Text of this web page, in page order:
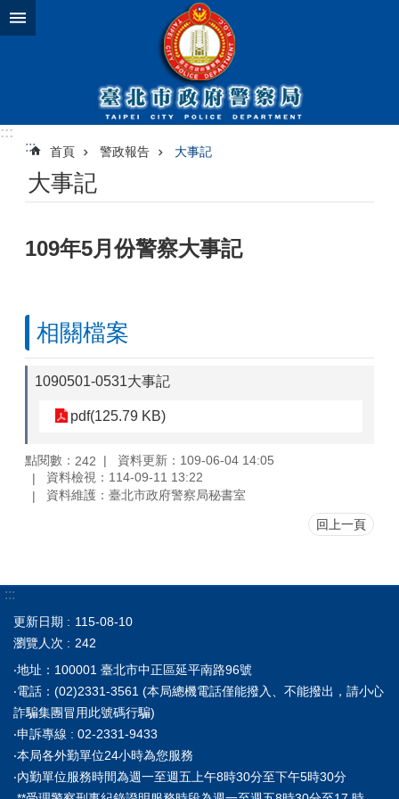
跳到主要內容區塊
:::
:::
首頁 警政報告 大事記
大事記
109年5月份警察大事記
相關檔案
1090501-0531大事記
pdf(125.79 KB)
點閱數： 242
資料更新：109-06-04 14:05
資料檢視：114-09-11 13:22
資料維護：臺北市政府警察局秘書室
回上一頁
:::
更新日期
115-08-10
瀏覽人次
242
‧地址：100001 臺北市中正區延平南路96號
‧電話：(02)2331-3561 (本局總機電話僅能撥入、不能撥出，請小心
詐騙集團冒用此號碼行騙)
‧申訴專線 : 02-2331-9433
‧本局各外勤單位24小時為您服務
‧內勤單位服務時間為週一至週五上午8時30分至下午5時30分